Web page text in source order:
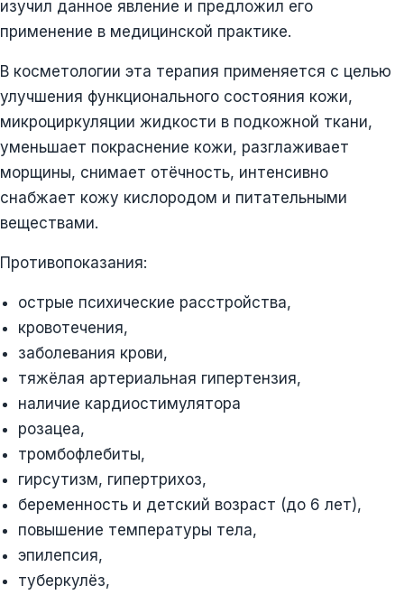
изучил данное явление и предложил его
применение в медицинской практике.
В косметологии эта терапия применяется с целью
улучшения функционального состояния кожи,
микроциркуляции жидкости в подкожной ткани,
уменьшает покраснение кожи, разглаживает
морщины, снимает отёчность, интенсивно
снабжает кожу кислородом и питательными
веществами.
Противопоказания:
острые психические расстройства,
кровотечения,
заболевания крови,
тяжёлая артериальная гипертензия,
наличие кардиостимулятора
розацеа,
тромбофлебиты,
гирсутизм, гипертрихоз,
беременность и детский возраст (до 6 лет),
повышение температуры тела,
эпилепсия,
туберкулёз,